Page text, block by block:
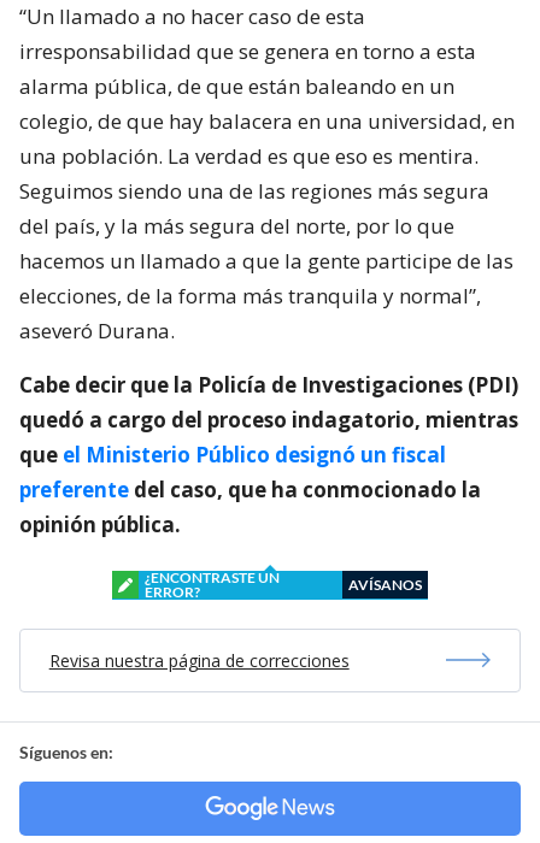
“Un llamado a no hacer caso de esta
irresponsabilidad que se genera en torno a esta
alarma pública, de que están baleando en un
colegio, de que hay balacera en una universidad, en
una población. La verdad es que eso es mentira.
Seguimos siendo una de las regiones más segura
del país, y la más segura del norte, por lo que
hacemos un llamado a que la gente participe de las
elecciones, de la forma más tranquila y normal”,
aseveró Durana.
Cabe decir que la Policía de Investigaciones (PDI)
quedó a cargo del proceso indagatorio, mientras
que el Ministerio Público designó un fiscal
preferente del caso, que ha conmocionado la
opinión pública.
¿ENCONTRASTE UN
ERROR?
AVÍSANOS
Revisa nuestra página de correcciones
Síguenos en: